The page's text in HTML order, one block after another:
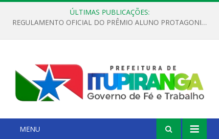
ÚLTIMAS PUBLICAÇÕES:
REGULAMENTO OFICIAL DO PRÊMIO ALUNO PROTAGONISTA – EDIÇÃO 2026
MENU